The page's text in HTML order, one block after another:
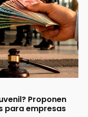
Proponen
para empresas